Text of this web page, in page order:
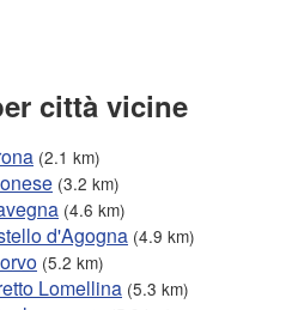
città vicine
(2.1 km)
(3.2 km)
(4.6 km)
d'Agogna (4.9 km)
(5.2 km)
Lomellina (5.3 km)